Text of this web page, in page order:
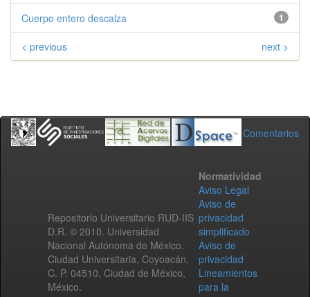
1
Cuerpo entero descalza
< previous next >
Comentarios
Repositorio Universitario RUD-IIS
D.R. © 2010. Universidad
Nacional Autónoma de México.
Ciudad Universitaria, Coyoacán,
C. P. 04510, Ciudad de México,
México.
Normatividad
Aviso Legal
Aviso de
privacidad
simplificado
Aviso de
privacidad
Lineamientos
para la